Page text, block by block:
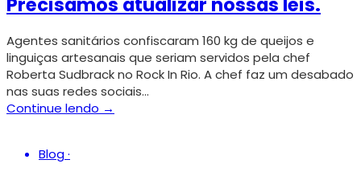
Agentes sanitários confiscaram 160 kg de queijos e
linguiças artesanais que seriam servidos pela chef
Roberta Sudbrack no Rock In Rio. A chef faz um desabado
nas suas redes sociais…
Continue lendo →
Blog·